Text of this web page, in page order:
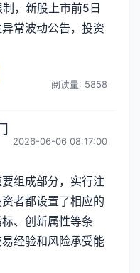
，新股上市前5日
常波动公告，投资
阅读量: 5858
2026-06-06 08:17:00
组成部分，实行注
者都设置了相应的
、创新属性等条
经验和风险承受能